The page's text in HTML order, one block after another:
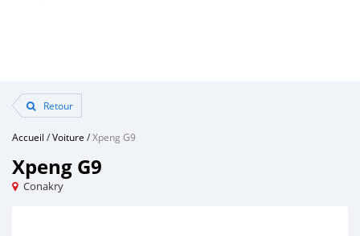
Retour
Accueil /Voiture /Xpeng G9
Xpeng G9
Conakry